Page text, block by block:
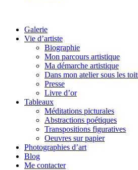
Galerie
Vie d’artiste
Biographie
Mon parcours artistique
Ma démarche artistique
Dans mon atelier sous les
Presse
Livre d’or
Tableaux
Méditations picturales
Abstractions poétiques
Transpositions figuratives
Oeuvres sur papier
Photographies d’art
Blog
Me contacter